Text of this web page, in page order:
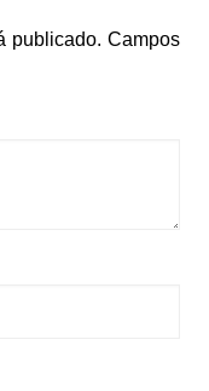
publicado. Campos